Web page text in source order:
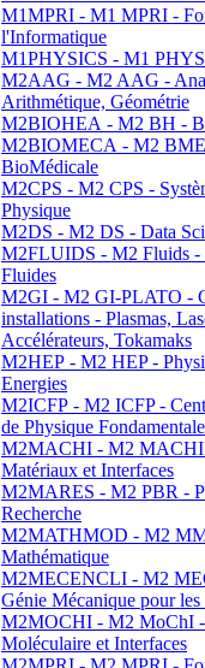
M1MPRI - M1 MPRI -
l'Informatique
M1PHYSICS - M1
M2AAG - M2 AAG -
Arithmétique, Géométrie
M2BIOHEA - M2 BH -
M2BIOMECA - M2 BME
BioMédicale
M2CPS - M2 CPS -
Physique
M2DS - M2 DS - Data
M2FLUIDS - M2 Fluids -
Fluides
M2GI - M2 GI-PLATO -
installations - Plasmas,
Accélérateurs, Tokamaks
M2HEP - M2 HEP -
Energies
M2ICFP - M2 ICFP -
de Physique Fondamentale
M2MACHI - M2 MACHI
Matériaux et Interfaces
M2MARES - M2 PBR -
Recherche
M2MATHMOD - M2
Mathématique
M2MECENCLI - M2
Génie Mécanique pour
M2MOCHI - M2 MoChI
Moléculaire et Interfaces